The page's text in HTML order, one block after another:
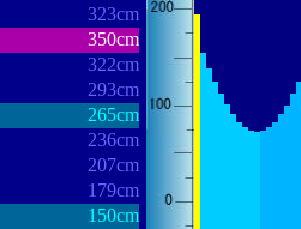
323cm
350cm
322cm
293cm
265cm
236cm
207cm
179cm
150cm